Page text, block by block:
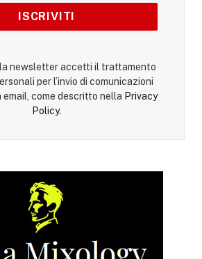
newsletter accetti il trattamento
per l’invio di comunicazioni
come descritto nella Privacy
Policy.